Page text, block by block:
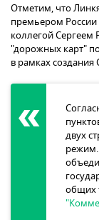
Отметим, что
премьером
коллегой
"дорожных карт"
в рамках создания
двух
режим.
общих